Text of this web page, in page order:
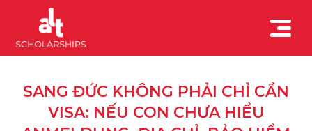
SANG ĐỨC KHÔNG PHẢI CHỈ CẦN
VISA: NẾU CON CHƯA HIỂU